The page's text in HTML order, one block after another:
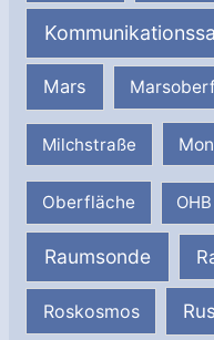
Mars
Milchstraße
Oberfläche OHB
Raumsonde
Roskosmos